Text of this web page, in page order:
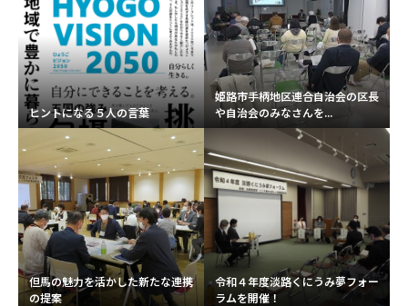
ヒントになる５人の言葉
姫路市手柄地区連合自治会の区長
や自治会のみなさんを...
但馬の魅力を活かした新たな連携
の提案
令和４年度淡路くにうみ夢フォー
ラムを開催！